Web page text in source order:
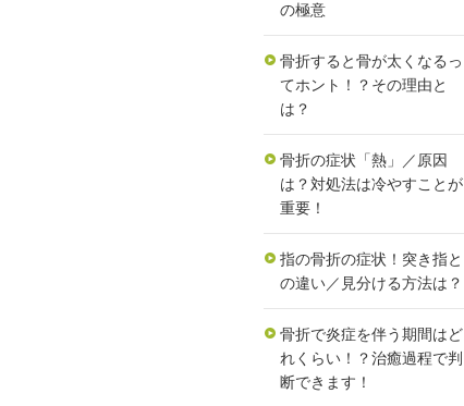
の極意
骨折すると骨が太くなるっ
てホント！？その理由と
は？
骨折の症状「熱」／原因
は？対処法は冷やすことが
重要！
指の骨折の症状！突き指と
の違い／見分ける方法は？
骨折で炎症を伴う期間はど
れくらい！？治癒過程で判
断できます！